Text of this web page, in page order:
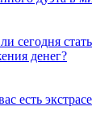
сегодня
денег?
есть